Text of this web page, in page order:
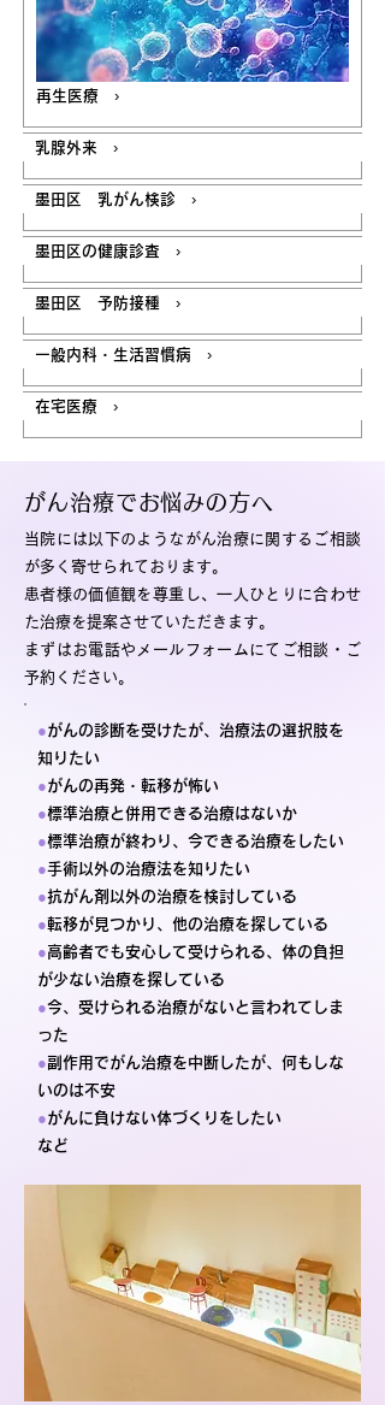
再生医療 ›
乳腺外来 ›
墨田区 乳がん検診 ›
墨田区の健康診査 ›
墨田区 予防接種 ›
一般内科・生活習慣病 ›
在宅医療 ›
がん治療でお悩みの方へ
当院には以下のようながん治療に関するご相談
が多く寄せられております。
患者様の価値観を尊重し、一人ひとりに合わせ
た治療を提案させていただきます。
まずはお電話やメールフォームにてご相談・ご
予約ください。
●がんの診断を受けたが、治療法の選択肢を
知りたい
●がんの再発・転移が怖い
●標準治療と併用できる治療はないか
●標準治療が終わり、今できる治療をしたい
●手術以外の治療法を知りたい
●抗がん剤以外の治療を検討している
●転移が見つかり、他の治療を探している
●高齢者でも安心して受けられる、体の負担
が少ない治療を探している
●今、受けられる治療がないと言われてしま
った
●副作用でがん治療を中断したが、何もしな
いのは不安
●がんに負けない体づくりをしたい
など